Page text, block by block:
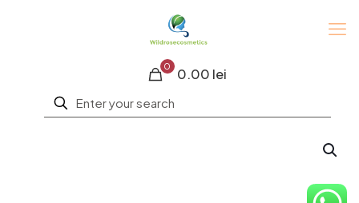
0 0.00 lei